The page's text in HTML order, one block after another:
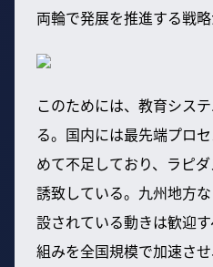
両輪で発展を推進する戦略
このためには、教育シス
る。国内には最先端プロ
めて不足しており、ラピ
誘致している。九州地方
設されている動きは歓迎
組みを全国規模で加速さ